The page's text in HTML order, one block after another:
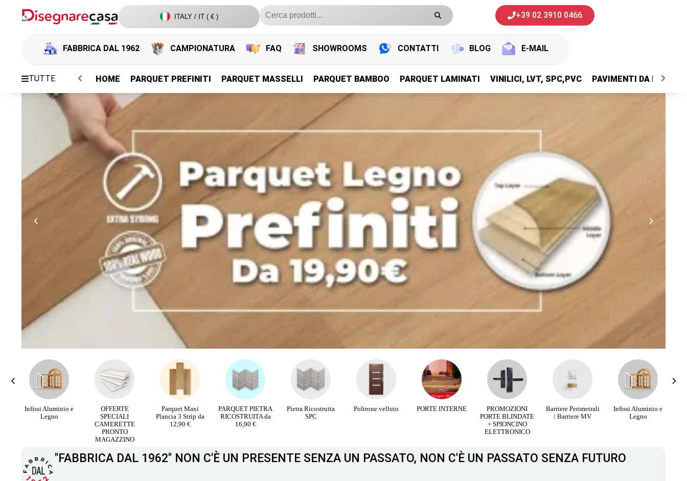
ITALY / IT ( € ) +39 02 3910 0466
FABBRICA DAL 1962 CAMPIONATURA FAQ SHOWROOMS CONTATTI BLOG E-MAIL
TUTTE
PARQUET PREFINITI
Parquet Legno Prefiniti
HOME PARQUET PREFINITI PARQUET MASSELLI PARQUET BAMBOO PARQUET LAMINATI VINILICI, LVT, SPC,PVC PAVIMENTI DA ESTERNI
PARQUET PREFINITI
Parquet Legno Prefiniti
Infissi Aluminio e
Legno
OFFERTE
SPECIALI
CAMERETTE
PRONTO
MAGAZZINO
Parquet Maxi
Plancia 3 Strip da
12,90 €
PARQUET PIETRA
RICOSTRUITA da
16,90 €
Pietra Ricostruita
SPC
Poltrone velluto PORTE INTERNE
PROMOZIONI
PORTE BLINDATE
+ SPIONCINO
ELETTRONICO
Barriere Perimetrali
/ Barriere MV
Infissi Aluminio e
Legno
"FABBRICA DAL 1962" NON C'È UN PRESENTE SENZA UN PASSATO, NON C'È UN PASSATO SENZA FUTURO